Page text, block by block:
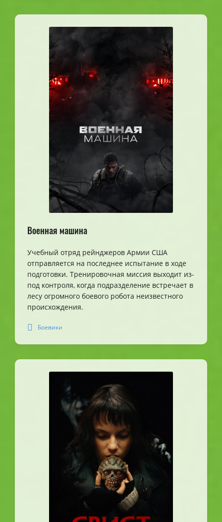
Военная машина
Учебный отряд рейнджеров Армии США
отправляется на последнее испытание в ходе
подготовки. Тренировочная миссия выходит из-
под контроля, когда подразделение встречает в
лесу огромного боевого робота неизвестного
происхождения.
Боевики